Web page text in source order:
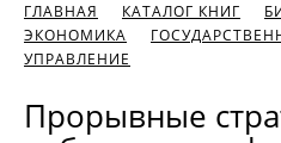
ГЛАВНАЯ КАТАЛОГ КНИГ
ЭКОНОМИКА
УПРАВЛЕНИЕ
Прорывные